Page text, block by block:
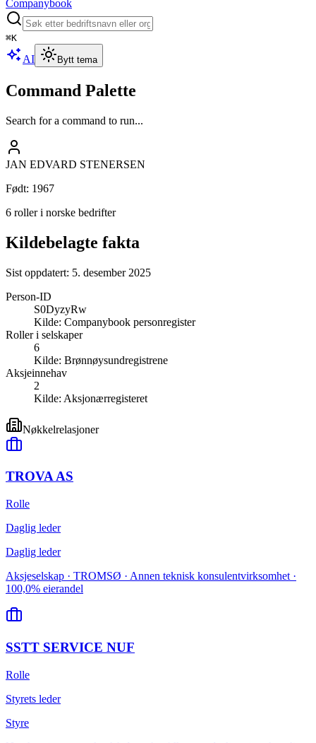
Companybook
⌘K
AI Bytt tema
Command Palette
Search for a command to run...
JAN EDVARD STENERSEN
Født: 1967
6 roller i norske bedrifter
Kildebelagte fakta
Sist oppdatert: 5. desember 2025
Person-ID
S0DyzyRw
Kilde: Companybook personregister
Roller i selskaper
6
Kilde: Brønnøysundregistrene
Aksjeinnehav
2
Kilde: Aksjonærregisteret
Nøkkelrelasjoner
TROVA AS
Rolle
Daglig leder
Daglig leder
Aksjeselskap · TROMSØ · Annen teknisk konsulentvirksomhet ·
100,0% eierandel
SSTT SERVICE NUF
Rolle
Styrets leder
Styre